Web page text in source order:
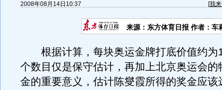
2008年08月14日10:37 [我
来源：东方体育日报 作者：车
根据计算，每块奥运金牌打底价值约为
个数目仅是保守估计，再加上北京奥运会的
金的重要意义，估计陈燮霞所得的奖金应该